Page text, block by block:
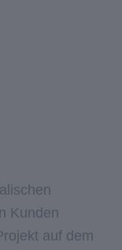
Kunden
auf dem